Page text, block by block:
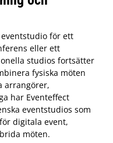
för ett
eller ett
studios fortsätter
fysiska möten
arrangörer,
har Eventeffect
eventstudios som
digitala event,
möten.